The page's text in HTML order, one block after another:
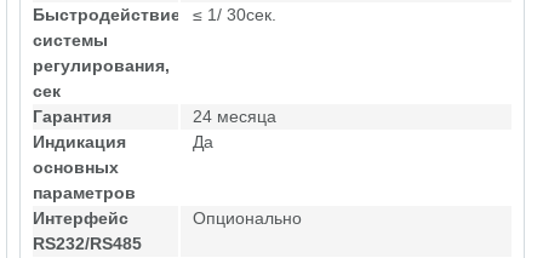
Быстродействие
системы
регулирования,
сек
≤ 1/ 30сек.
Гарантия
24 месяца
Индикация
основных
параметров
Да
Интерфейс
RS232/RS485
Опционально